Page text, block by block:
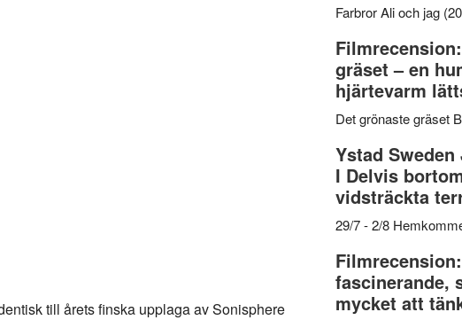
till årets finska upplaga av Sonisphere
Farbror Ali och jag
gräset – en
hjärtevarm
Det grönaste gräset
Ystad Sweden
I Delvis
vidsträckta
29/7 - 2/8
fascinerande,
mycket att